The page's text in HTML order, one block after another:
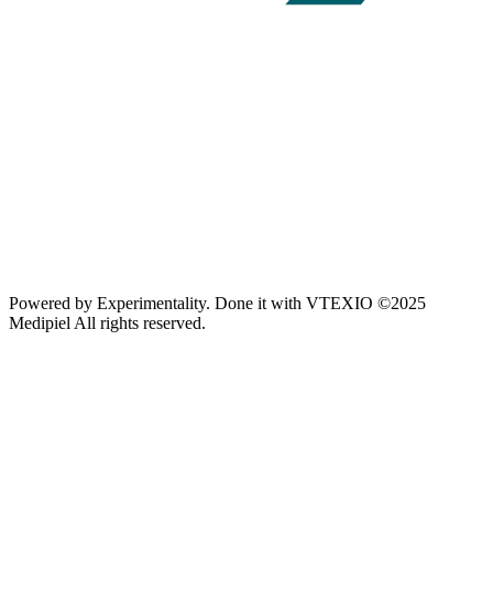
Powered by Experimentality. Done it with VTEXIO ©2025
Medipiel All rights reserved.